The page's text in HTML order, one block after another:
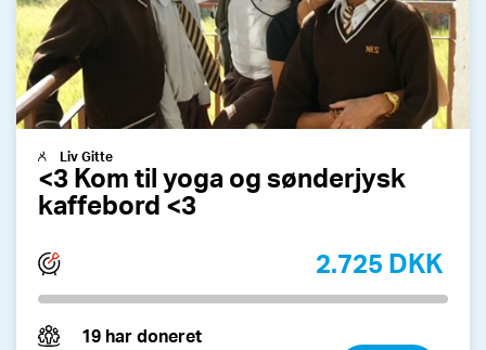
Liv Gitte
<3 Kom til yoga og sønderjysk
kaffebord <3
2.725 DKK
19 har doneret